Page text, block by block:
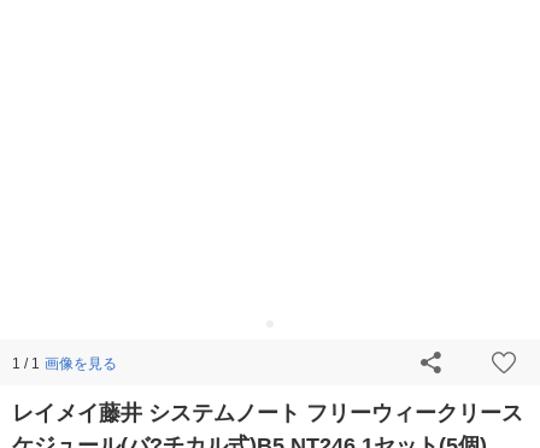
1 / 1 画像を見る
レイメイ藤井 システムノート フリーウィークリース